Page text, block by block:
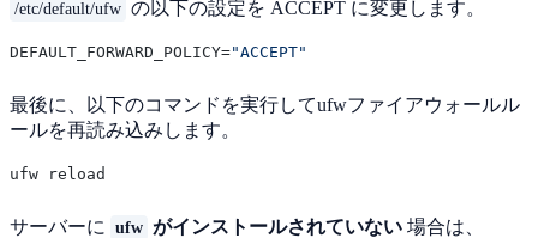
/etc/default/ufw の以下の設定を ACCEPT に変更します。
DEFAULT_FORWARD_POLICY="ACCEPT"
最後に、以下のコマンドを実行してufwファイアウォールル
ールを再読み込みします。
サーバーに ufw がインストールされていない 場合は、